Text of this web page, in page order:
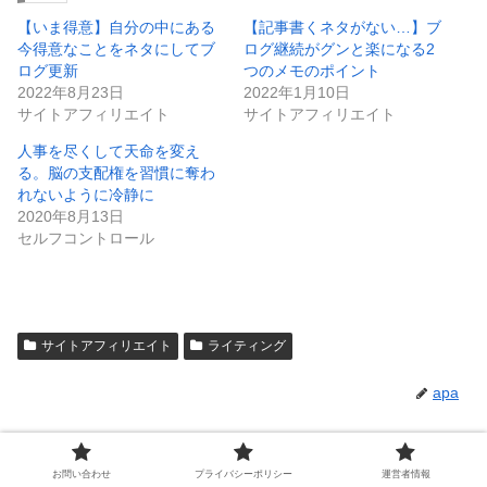
【いま得意】自分の中にある
今得意なことをネタにしてブ
ログ更新
2022年8月23日
サイトアフィリエイト
【記事書くネタがない…】ブ
ログ継続がグンと楽になる2
つのメモのポイント
2022年1月10日
サイトアフィリエイト
人事を尽くして天命を変え
る。脳の支配権を習慣に奪わ
れないように冷静に
2020年8月13日
セルフコントロール
サイトアフィリエイト ライティング
apa
関連記事
お問い合わせ プライバシーポリシー 運営者情報